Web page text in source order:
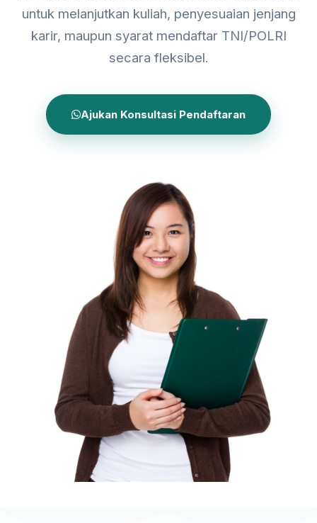
untuk melanjutkan kuliah, penyesuaian jenjang
karir, maupun syarat mendaftar TNI/POLRI
secara fleksibel.
Ajukan Konsultasi Pendaftaran